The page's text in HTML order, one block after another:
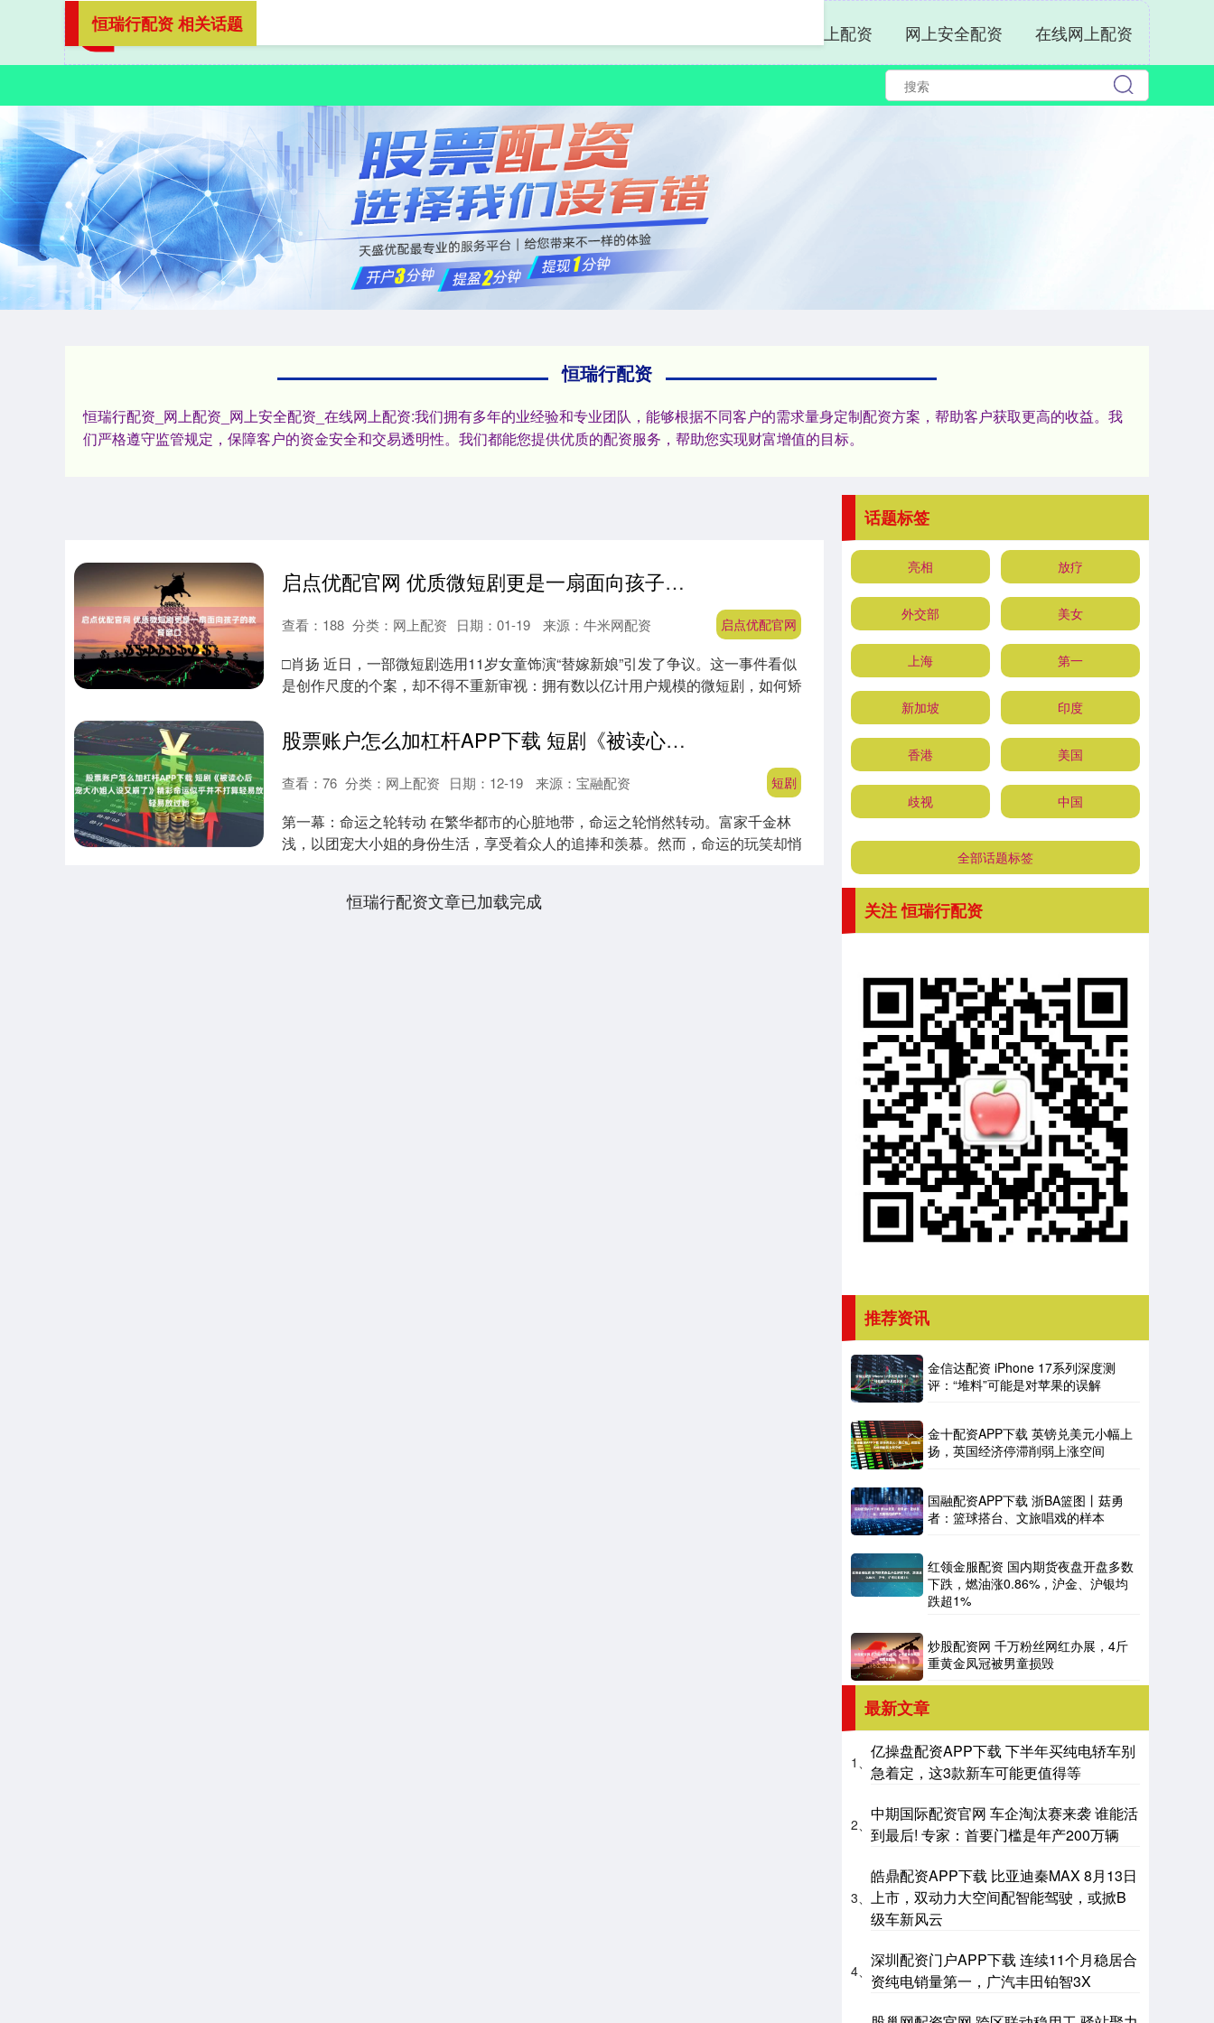
网上配资 网上安全配资 在线网上配资
恒瑞行配资
恒瑞行配资_网上配资_网上安全配资_在线网上配资:我们拥有多年的业经验和专业团队，能够根据不同客户的需求量身定制配资方案，帮助客户获取更高的收益。我
们严格遵守监管规定，保障客户的资金安全和交易透明性。我们都能您提供优质的配资服务，帮助您实现财富增值的目标。
恒瑞行配资 相关话题
启点优配官网 优质微短剧更是一扇面向孩子的教育窗口
启点优配官网
日期：01-19 来源：牛米网配资
查看： 188 分类： 网上配资
□肖扬 近日，一部微短剧选用11岁女童饰演“替嫁新娘”引发了争议。这一事件看似
是创作尺度的个案，却不得不重新审视：拥有数以亿计用户规模的微短剧，如何矫
股票账户怎么加杠杆APP下载 短剧《被读心后，团宠大小姐人设又崩了》精彩命运似乎并不打算轻易放过她
短剧
日期：12-19 来源：宝融配资
查看： 76 分类： 网上配资
第一幕：命运之轮转动 在繁华都市的心脏地带，命运之轮悄然转动。富家千金林
浅，以团宠大小姐的身份生活，享受着众人的追捧和羡慕。然而，命运的玩笑却悄
恒瑞行配资文章已加载完成
话题标签
亮相 放疗
外交部 美女
上海 第一
新加坡 印度
香港 美国
歧视 中国
全部话题标签
关注 恒瑞行配资
推荐资讯
金信达配资 iPhone 17系列深度测
评：“堆料”可能是对苹果的误解
金十配资APP下载 英镑兑美元小幅上
扬，英国经济停滞削弱上涨空间
国融配资APP下载 浙BA篮图丨菇勇
者：篮球搭台、文旅唱戏的样本
红领金服配资 国内期货夜盘开盘多数
下跌，燃油涨0.86%，沪金、沪银均
跌超1%
炒股配资网 千万粉丝网红办展，4斤
重黄金凤冠被男童损毁
最新文章
1、
亿操盘配资APP下载 下半年买纯电轿车别
急着定，这3款新车可能更值得等
2、
中期国际配资官网 车企淘汰赛来袭 谁能活
到最后! 专家：首要门槛是年产200万辆
3、
皓鼎配资APP下载 比亚迪秦MAX 8月13日
上市，双动力大空间配智能驾驶，或掀B
级车新风云
4、
深圳配资门户APP下载 连续11个月稳居合
资纯电销量第一，广汽丰田铂智3X